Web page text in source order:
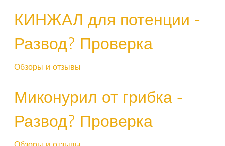
КИНЖАЛ для потенции -
Развод? Проверка
Обзоры и отзывы
Миконурил от грибка -
Развод? Проверка